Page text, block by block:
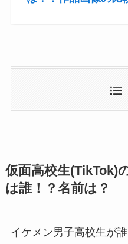
仮面高校生(TikTok)
は誰！？名前は？
イケメン男子高校生が